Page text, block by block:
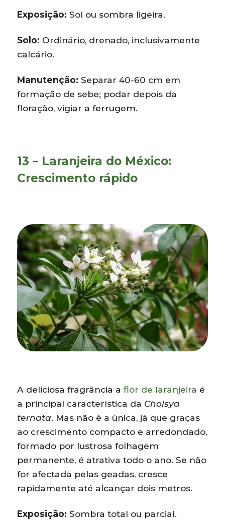
Exposição: Sol ou sombra ligeira.
Solo: Ordinário, drenado, inclusivamente
calcário.
Manutenção: Separar 40-60 cm em
formação de sebe; podar depois da
floração, vigiar a ferrugem.
13 – Laranjeira do México:
Crescimento rápido
A deliciosa fragrância aflor de laranjeira é
a principal característica da Choisya
ternata. Mas não é a única, já que graças
ao crescimento compacto e arredondado,
formado por lustrosa folhagem
permanente, é atrativa todo o ano. Se não
for afectada pelas geadas, cresce
rapidamente até alcançar dois metros.
Exposição: Sombra total ou parcial.